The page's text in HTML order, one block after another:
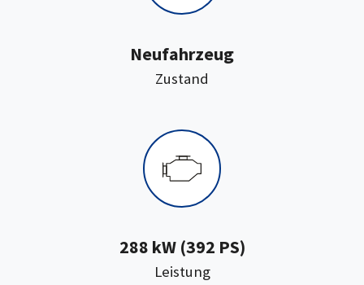
Zustand
Neufahrzeug
Leistung:
288 kW (392 PS)